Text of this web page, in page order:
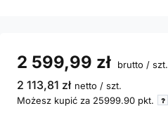
2 599,99 zł brutto / szt.
2 113,81 zł netto / szt.
Możesz kupić za 25999.90 pkt.